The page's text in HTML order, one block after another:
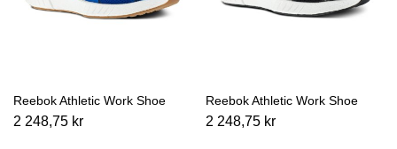
Reebok Athletic Work Shoe
2 248,75 kr
Reebok Athletic Work Shoe
2 248,75 kr